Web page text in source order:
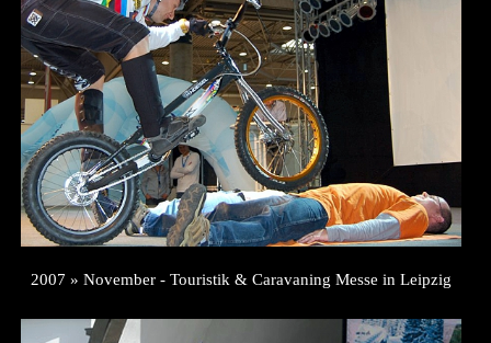
2007 » November - Touristik & Caravaning Messe in Leipzig